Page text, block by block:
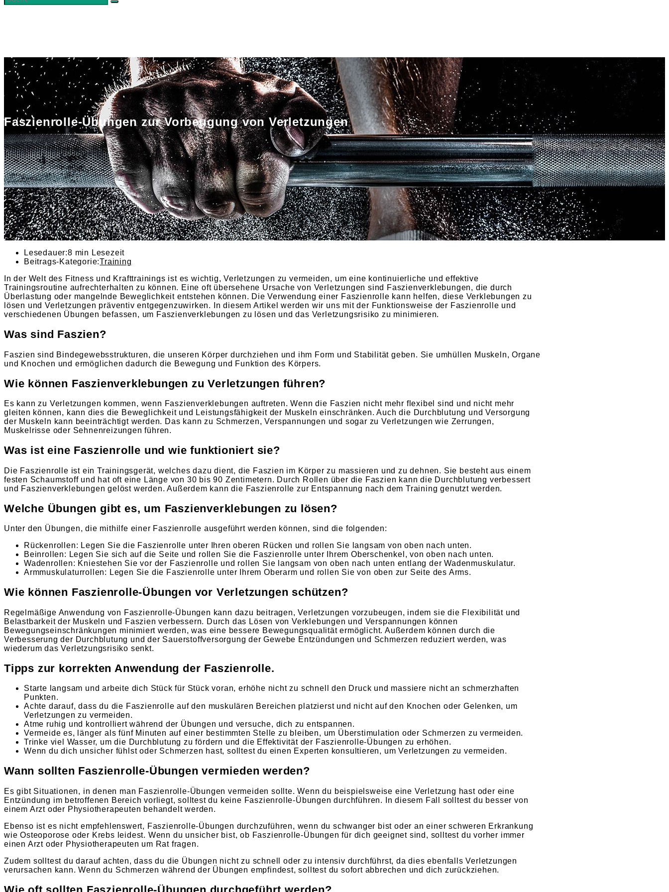
Faszienrolle-Übungen zur Vorbeugung von Verletzungen
Lesedauer:8 min Lesezeit
Beitrags-Kategorie:Training
In der Welt des Fitness und Krafttrainings ist es wichtig, Verletzungen zu vermeiden, um eine kontinuierliche und effektive
Trainingsroutine aufrechterhalten zu können. Eine oft übersehene Ursache von Verletzungen sind Faszienverklebungen, die durch
Überlastung oder mangelnde Beweglichkeit entstehen können. Die Verwendung einer Faszienrolle kann helfen, diese Verklebungen zu
lösen und Verletzungen präventiv entgegenzuwirken. In diesem Artikel werden wir uns mit der Funktionsweise der Faszienrolle und
verschiedenen Übungen befassen, um Faszienverklebungen zu lösen und das Verletzungsrisiko zu minimieren.
Was sind Faszien?
Faszien sind Bindegewebsstrukturen, die unseren Körper durchziehen und ihm Form und Stabilität geben. Sie umhüllen Muskeln, Organe
und Knochen und ermöglichen dadurch die Bewegung und Funktion des Körpers.
Wie können Faszienverklebungen zu Verletzungen führen?
Es kann zu Verletzungen kommen, wenn Faszienverklebungen auftreten. Wenn die Faszien nicht mehr flexibel sind und nicht mehr
gleiten können, kann dies die Beweglichkeit und Leistungsfähigkeit der Muskeln einschränken. Auch die Durchblutung und Versorgung
der Muskeln kann beeinträchtigt werden. Das kann zu Schmerzen, Verspannungen und sogar zu Verletzungen wie Zerrungen,
Muskelrisse oder Sehnenreizungen führen.
Was ist eine Faszienrolle und wie funktioniert sie?
Die Faszienrolle ist ein Trainingsgerät, welches dazu dient, die Faszien im Körper zu massieren und zu dehnen. Sie besteht aus einem
festen Schaumstoff und hat oft eine Länge von 30 bis 90 Zentimetern. Durch Rollen über die Faszien kann die Durchblutung verbessert
und Faszienverklebungen gelöst werden. Außerdem kann die Faszienrolle zur Entspannung nach dem Training genutzt werden.
Welche Übungen gibt es, um Faszienverklebungen zu lösen?
Unter den Übungen, die mithilfe einer Faszienrolle ausgeführt werden können, sind die folgenden:
Rückenrollen: Legen Sie die Faszienrolle unter Ihren oberen Rücken und rollen Sie langsam von oben nach unten.
Beinrollen: Legen Sie sich auf die Seite und rollen Sie die Faszienrolle unter Ihrem Oberschenkel, von oben nach unten.
Wadenrollen: Kniestehen Sie vor der Faszienrolle und rollen Sie langsam von oben nach unten entlang der Wadenmuskulatur.
Armmuskulaturrollen: Legen Sie die Faszienrolle unter Ihrem Oberarm und rollen Sie von oben zur Seite des Arms.
Wie können Faszienrolle-Übungen vor Verletzungen schützen?
Regelmäßige Anwendung von Faszienrolle-Übungen kann dazu beitragen, Verletzungen vorzubeugen, indem sie die Flexibilität und
Belastbarkeit der Muskeln und Faszien verbessern. Durch das Lösen von Verklebungen und Verspannungen können
Bewegungseinschränkungen minimiert werden, was eine bessere Bewegungsqualität ermöglicht. Außerdem können durch die
Verbesserung der Durchblutung und der Sauerstoffversorgung der Gewebe Entzündungen und Schmerzen reduziert werden, was
wiederum das Verletzungsrisiko senkt.
Tipps zur korrekten Anwendung der Faszienrolle.
Starte langsam und arbeite dich Stück für Stück voran, erhöhe nicht zu schnell den Druck und massiere nicht an schmerzhaften
Punkten.
Achte darauf, dass du die Faszienrolle auf den muskulären Bereichen platzierst und nicht auf den Knochen oder Gelenken, um
Verletzungen zu vermeiden.
Atme ruhig und kontrolliert während der Übungen und versuche, dich zu entspannen.
Vermeide es, länger als fünf Minuten auf einer bestimmten Stelle zu bleiben, um Überstimulation oder Schmerzen zu vermeiden.
Trinke viel Wasser, um die Durchblutung zu fördern und die Effektivität der Faszienrolle-Übungen zu erhöhen.
Wenn du dich unsicher fühlst oder Schmerzen hast, solltest du einen Experten konsultieren, um Verletzungen zu vermeiden.
Wann sollten Faszienrolle-Übungen vermieden werden?
Es gibt Situationen, in denen man Faszienrolle-Übungen vermeiden sollte. Wenn du beispielsweise eine Verletzung hast oder eine
Entzündung im betroffenen Bereich vorliegt, solltest du keine Faszienrolle-Übungen durchführen. In diesem Fall solltest du besser von
einem Arzt oder Physiotherapeuten behandelt werden.
Ebenso ist es nicht empfehlenswert, Faszienrolle-Übungen durchzuführen, wenn du schwanger bist oder an einer schweren Erkrankung
wie Osteoporose oder Krebs leidest. Wenn du unsicher bist, ob Faszienrolle-Übungen für dich geeignet sind, solltest du vorher immer
einen Arzt oder Physiotherapeuten um Rat fragen.
Zudem solltest du darauf achten, dass du die Übungen nicht zu schnell oder zu intensiv durchführst, da dies ebenfalls Verletzungen
verursachen kann. Wenn du Schmerzen während der Übungen empfindest, solltest du sofort abbrechen und dich zurückziehen.